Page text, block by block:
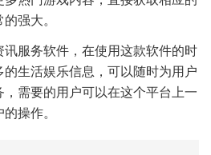
强大。
服务软件，在使用这款软件的时
生活娱乐信息，可以随时为用户
需要的用户可以在这个平台上一
操作。